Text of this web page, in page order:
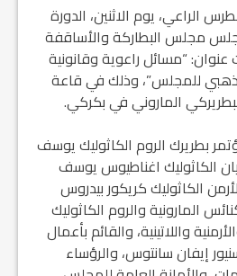
الراعي، يوم الاثنين، الدورة
مجلس البطاركة والأساقفة
عنوان: “مسائل راعوية وقانونية
للمجلس”، وذلك في قاعة
الماروني في بكركي.
بطريرك الروم الكاثوليك يوسف
الكاثوليك اغناطيوس يوسف
الكاثوليك كريكور بيدروس
المارونية والروم الكاثوليك
واللاتينية، والقائم بأعمال
إيفان سانتوس، والرؤساء